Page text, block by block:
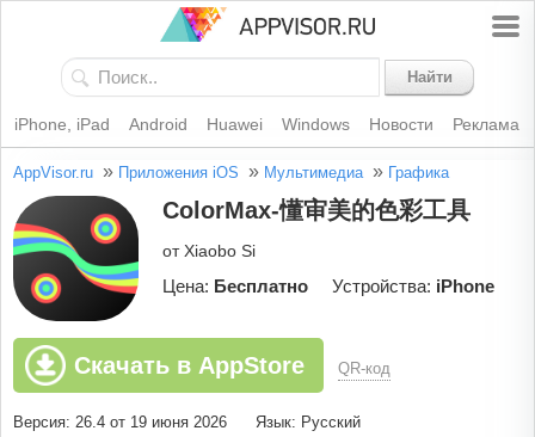
Найти
iPhone, iPad Android Huawei Windows Новости Реклама
AppVisor.ru » Приложения iOS » Мультимедиа » Графика
ColorMax-懂审美的色彩工具
от Xiaobo Si
Цена: Бесплатно Устройства: iPhone
Скачать в AppStore QR-код
Версия: 26.4 от 19 июня 2026
Язык: Русский